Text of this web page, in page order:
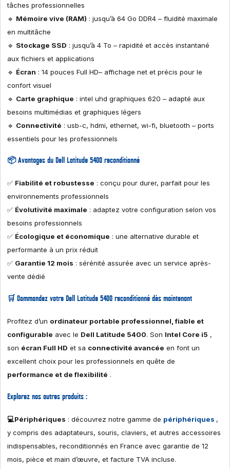
tâches professionnelles
🔹 Mémoire vive (RAM) : jusqu’à 64 Go DDR4 – fluidité maximale
en multitâche
🔹 Stockage SSD : jusqu’à 4 To – rapidité et accès instantané
aux fichiers et applications
🔹 Écran : 14 pouces Full HD– affichage net et précis pour le
confort visuel
🔹 Carte graphique : intel uhd graphiques 620 – adapté aux
besoins multimédias et graphiques légers
🔹 Connectivité : usb-c, hdmi, ethernet, wi-fi, bluetooth – ports
essentiels pour les professionnels
📦 Avantages du Dell Latitude 5400 reconditionné
✅ Fiabilité et robustesse : conçu pour durer, parfait pour les
environnements professionnels
✅ Évolutivité maximale : adaptez votre configuration selon vos
besoins professionnels
✅ Écologique et économique : une alternative durable et
performante à un prix réduit
✅ Garantie 12 mois : sérénité assurée avec un service après-
vente dédié
🛒 Commandez votre Dell Latitude 5400 reconditionné dès maintenant
Profitez d’un ordinateur portable professionnel, fiable et
configurable avec le Dell Latitude 5400. Son Intel Core i5 ,
son écran Full HD et sa connectivité avancée en font un
excellent choix pour les professionnels en quête de
performance et de flexibilité .
Explorez nos autres produits :
💻Périphériques : découvrez notre gamme de périphériques ,
y compris des adaptateurs, souris, claviers, et autres accessoires
indispensables, reconditionnés en France avec garantie de 12
mois, pièce et main d’œuvre, et facture TVA incluse.